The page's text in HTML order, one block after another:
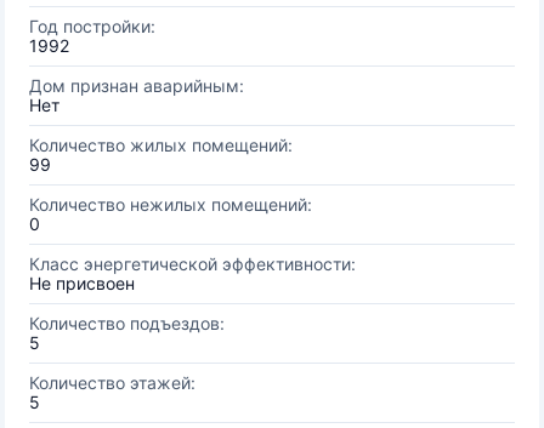
Год постройки:
1992
Дом признан аварийным:
Нет
Количество жилых помещений:
99
Количество нежилых помещений:
0
Класс энергетической эффективности:
Не присвоен
Количество подъездов:
5
Количество этажей:
5